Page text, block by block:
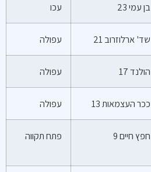
בן עמי 23 עכו
שד' ארלוזרוב 21 עפולה
הולנד 17 עפולה
ככר העצמאות 13 עפולה
חפץ חיים 9 פתח תקווה